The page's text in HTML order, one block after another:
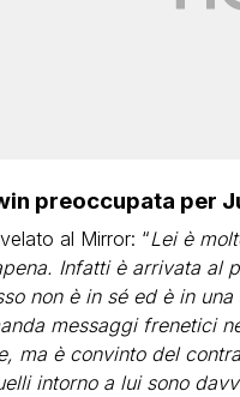
preoccupata per
al Mirror: “Lei è
Infatti è arrivata al
non è in sé ed è in
messaggi frenetici
ma è convinto del
intorno a lui sono